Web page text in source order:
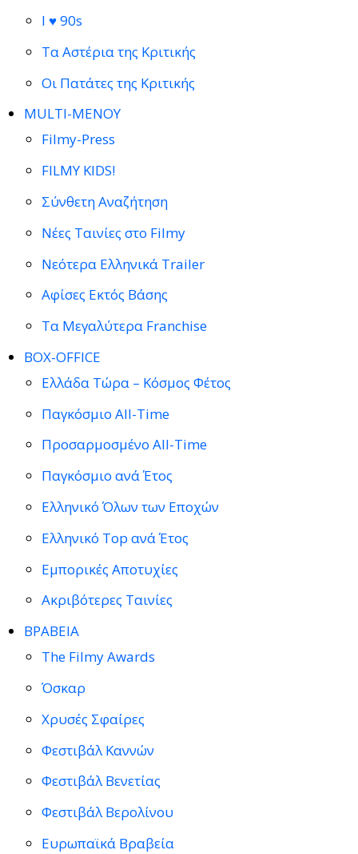
I ♥ 90s
Τα Αστέρια της Κριτικής
Οι Πατάτες της Κριτικής
MULTI-ΜΕΝΟΥ
Filmy-Press
FILMY KIDS!
Σύνθετη Αναζήτηση
Νέες Ταινίες στο Filmy
Νεότερα Ελληνικά Trailer
Αφίσες Εκτός Βάσης
Τα Μεγαλύτερα Franchise
BOX-OFFICE
Ελλάδα Τώρα – Κόσμος Φέτος
Παγκόσμιο All-Time
Προσαρμοσμένο All-Time
Παγκόσμιο ανά Έτος
Ελληνικό Όλων των Εποχών
Ελληνικό Top ανά Έτος
Εμπορικές Αποτυχίες
Ακριβότερες Ταινίες
ΒΡΑΒΕΙΑ
The Filmy Awards
Όσκαρ
Χρυσές Σφαίρες
Φεστιβάλ Καννών
Φεστιβάλ Βενετίας
Φεστιβάλ Βερολίνου
Ευρωπαϊκά Βραβεία